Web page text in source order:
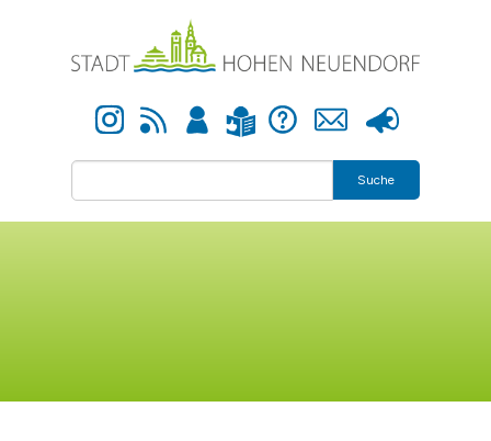
Instagram Newsfeed Anmelden Leichte Sprache Hilfe Kontakt Presse
Suche